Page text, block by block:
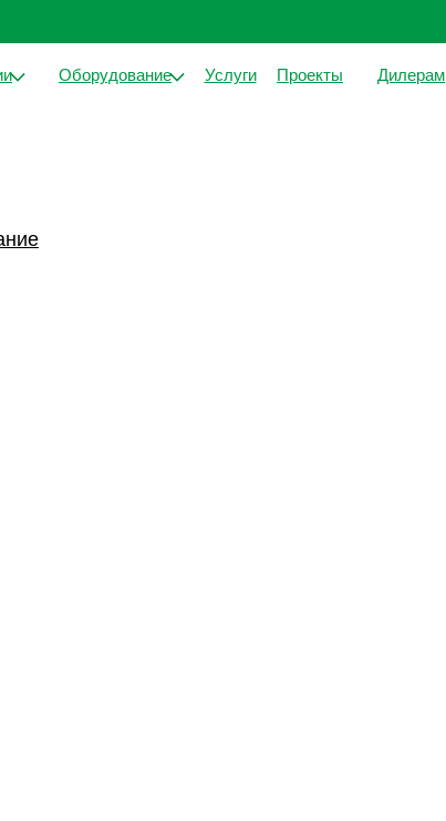
Оборудование Услуги Проекты Дилерам